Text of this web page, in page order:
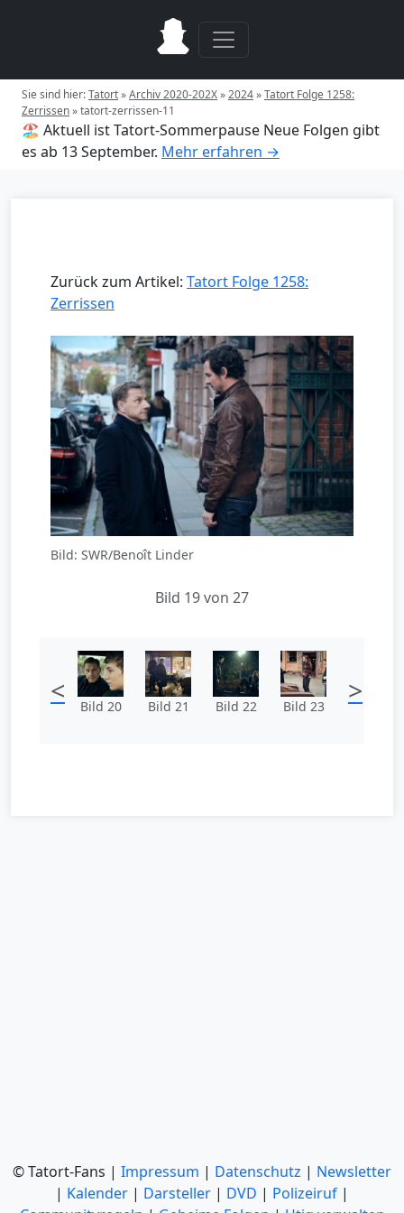
Sie sind hier:Tatort»Archiv 2020-202X»2024»Tatort Folge 1258:
Zerrissen»tatort-zerrissen-11
🏖️ Aktuell ist Tatort-Sommerpause Neue Folgen gibt
es ab 13 September. Mehr erfahren →
Zurück zum Artikel: Tatort Folge 1258:
Zerrissen
Bild: SWR/Benoît Linder
Bild 19 von 27
< Bild 20 Bild 21 Bild 22 Bild 23 >
© Tatort-Fans | Impressum | Datenschutz | Newsletter
| Kalender | Darsteller | DVD | Polizeiruf |